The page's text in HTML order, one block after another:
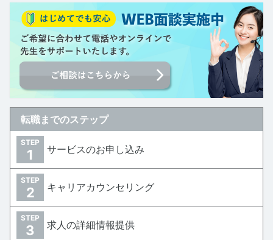
転職までのステップ
STEP
1 サービスのお申し込み
STEP
2 キャリアカウンセリング
STEP
3 求人の詳細情報提供